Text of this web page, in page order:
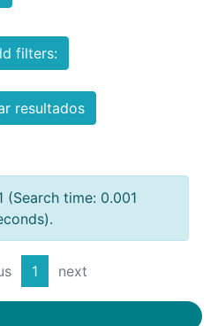
filters:
resultados
(Search time: 0.001
1 next